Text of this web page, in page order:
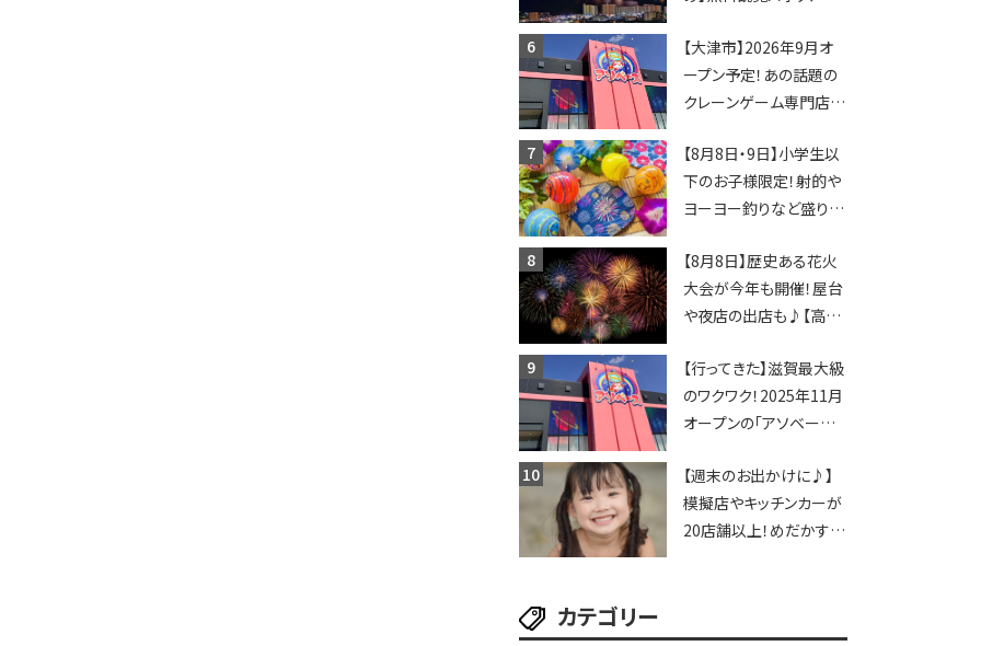
ップ・交通規制に近隣施
設の駐車場情報なども
要チェック★
【大津市】2026年9月オ
ープン予定！あの話題の
クレーンゲーム専門店
ってくる！豊郷店に続く滋
賀2店舗目★
【8月8日・9日】小学生以
下のお子様限定！射的や
ヨーヨー釣りなど盛りだ
ちびっこ縁日開催♪【モリ
ーブ】
【8月8日】歴史ある花火
大会が今年も開催！屋台
や夜店の出店も♪【高宮
【行ってきた】滋賀最大級
のワクワク！2025年11月
オープンの「アソベース
レーンゲームで青果や日
用品までゲットできる新
スポット！
【週末のお出かけに♪】
模擬店やキッチンカーが
20店舗以上！めだかすく
祭り】
カテゴリー